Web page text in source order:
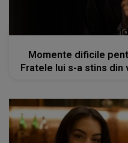
Momente dificile
Fratele lui s-a stins din